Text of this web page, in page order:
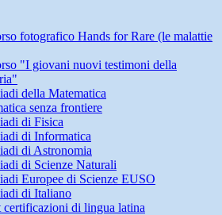
fotografico Hands for Rare (le malattie
"I giovani nuovi testimoni della
della Matematica
senza frontiere
di Fisica
di Informatica
di Astronomia
di Scienze Naturali
Europee di Scienze EUSO
di Italiano
certificazioni di lingua latina